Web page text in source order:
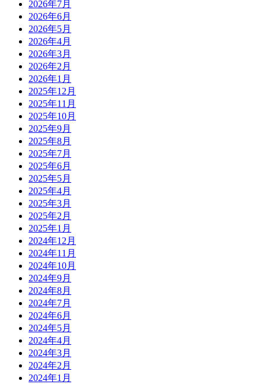
2026年7月
2026年6月
2026年5月
2026年4月
2026年3月
2026年2月
2026年1月
2025年12月
2025年11月
2025年10月
2025年9月
2025年8月
2025年7月
2025年6月
2025年5月
2025年4月
2025年3月
2025年2月
2025年1月
2024年12月
2024年11月
2024年10月
2024年9月
2024年8月
2024年7月
2024年6月
2024年5月
2024年4月
2024年3月
2024年2月
2024年1月